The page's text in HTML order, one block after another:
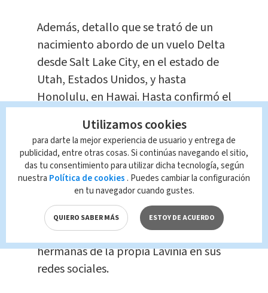
Además, detallo que se trató de un
nacimiento abordo de un vuelo Delta
desde Salt Lake City, en el estado de
Utah, Estados Unidos, y hasta
Honolulu, en Hawai. Hasta confirmó el
dicho embarazo. También aseguró
estar “nervioso, asustado, ansioso,
emocionado, conmocionado”.
El bebé, además, llevará el nombre de
Raymond Kaimana Wade Kobe Lavaki
Mounga, confirmado incluso por las
hermanas de la propia Lavinia en sus
redes sociales.
Utilizamos cookies
para darte la mejor experiencia de usuario y entrega de
publicidad, entre otras cosas. Si continúas navegando el sitio,
das tu consentimiento para utilizar dicha tecnología, según
nuestra Política de cookies . Puedes cambiar la configuración
en tu navegador cuando gustes.
QUIERO SABER MÁS ESTOY DE ACUERDO